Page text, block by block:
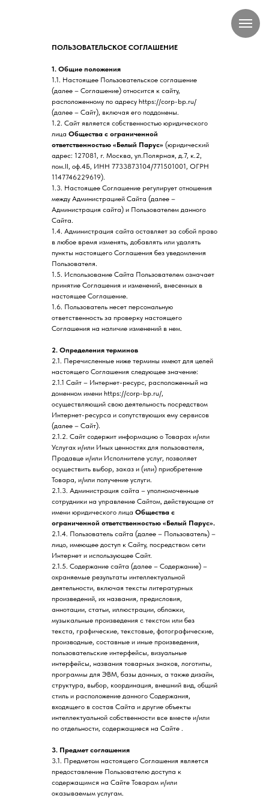
ПОЛЬЗОВАТЕЛЬСКОЕ СОГЛАШЕНИЕ
1. Общие положения
1.1. Настоящее Пользовательское соглашение
(далее – Соглашение) относится к сайту,
расположенному по адресу https://corp-bp.ru/
(далее – Сайт), включая его поддомены.
1.2. Сайт является собственностью юридического
лица Общества с ограниченной
ответственностью «Белый Парус» (юридический
адрес: 127081, г. Москва, ул.Полярная, д.7, к.2,
пом.II, оф.4Б, ИНН 7733873104/771501001, ОГРН
1147746229619).
1.3. Настоящее Соглашение регулирует отношения
между Администрацией Сайта (далее –
Администрация сайта) и Пользователем данного
Сайта.
1.4. Администрация сайта оставляет за собой право
в любое время изменять, добавлять или удалять
пункты настоящего Соглашения без уведомления
Пользователя.
1.5. Использование Сайта Пользователем означает
принятие Соглашения и изменений, внесенных в
настоящее Соглашение.
1.6. Пользователь несет персональную
ответственность за проверку настоящего
Соглашения на наличие изменений в нем.
2. Определения терминов
2.1. Перечисленные ниже термины имеют для целей
настоящего Соглашения следующее значение:
2.1.1 Сайт – Интернет-ресурс, расположенный на
доменном имени https://corp-bp.ru/,
осуществляющий свою деятельность посредством
Интернет-ресурса и сопутствующих ему сервисов
(далее – Сайт).
2.1.2. Сайт содержит информацию о Товарах и/или
Услугах и/или Иных ценностях для пользователя,
Продавце и/или Исполнителе услуг, позволяет
осуществить выбор, заказ и (или) приобретение
Товара, и/или получение услуги.
2.1.3. Администрация сайта – уполномоченные
сотрудники на управление Сайтом, действующие от
имени юридического лица Общества с
ограниченной ответственностью «Белый Парус».
2.1.4. Пользователь сайта (далее – Пользователь) –
лицо, имеющее доступ к Сайту, посредством сети
Интернет и использующее Сайт.
2.1.5. Содержание сайта (далее – Содержание) –
охраняемые результаты интеллектуальной
деятельности, включая тексты литературных
произведений, их названия, предисловия,
аннотации, статьи, иллюстрации, обложки,
музыкальные произведения с текстом или без
текста, графические, текстовые, фотографические,
производные, составные и иные произведения,
пользовательские интерфейсы, визуальные
интерфейсы, названия товарных знаков, логотипы,
программы для ЭВМ, базы данных, а также дизайн,
структура, выбор, координация, внешний вид, общий
стиль и расположение данного Содержания,
входящего в состав Сайта и другие объекты
интеллектуальной собственности все вместе и/или
по отдельности, содержащиеся на Cайте .
3. Предмет соглашения
3.1. Предметом настоящего Соглашения является
предоставление Пользователю доступа к
содержащимся на Сайте Товарам и/или
оказываемым услугам.